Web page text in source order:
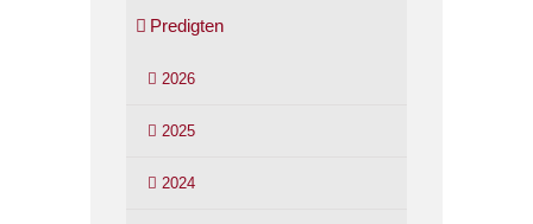
Predigten
2026
2025
2024